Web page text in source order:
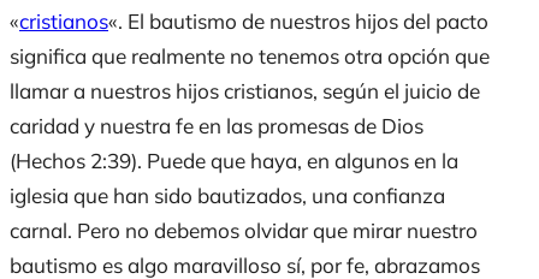
«cristianos«. El bautismo de nuestros hijos del pacto
significa que realmente no tenemos otra opción que
llamar a nuestros hijos cristianos, según el juicio de
caridad y nuestra fe en las promesas de Dios
(Hechos 2:39). Puede que haya, en algunos en la
iglesia que han sido bautizados, una confianza
carnal. Pero no debemos olvidar que mirar nuestro
bautismo es algo maravilloso sí, por fe, abrazamos